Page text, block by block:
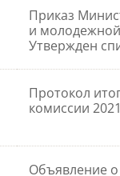
Приказ
и
Утвержден
Протокол
комиссии 2021
Объявление